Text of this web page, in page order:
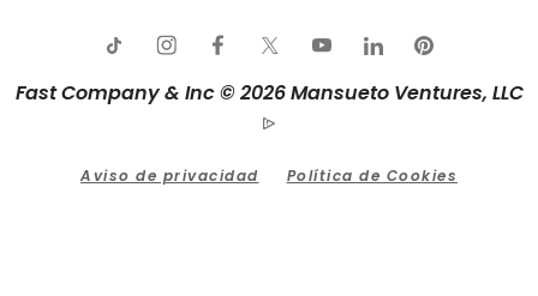
Fast Company & Inc © 2026 Mansueto Ventures, LLC
Aviso de privacidad Política de Cookies